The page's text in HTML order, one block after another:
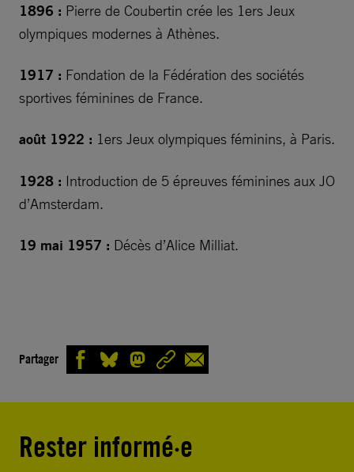
1896 : Pierre de Coubertin crée les 1ers Jeux
olympiques modernes à Athènes.
1917 : Fondation de la Fédération des sociétés
sportives féminines de France.
août 1922 : 1ers Jeux olympiques féminins, à Paris.
1928 : Introduction de 5 épreuves féminines aux JO
d’Amsterdam.
19 mai 1957 : Décès d’Alice Milliat.
Partager
Rester informé·e